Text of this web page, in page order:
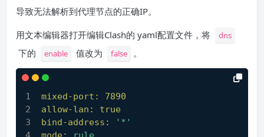
导致无法解析到代理节点的正确IP。
用文本编辑器打开编辑Clash的 yaml配置文件，将
dns
下的 enable 值改为 false 。
mixed-port:
7890
allow-lan:
true
bind-address:
'*'